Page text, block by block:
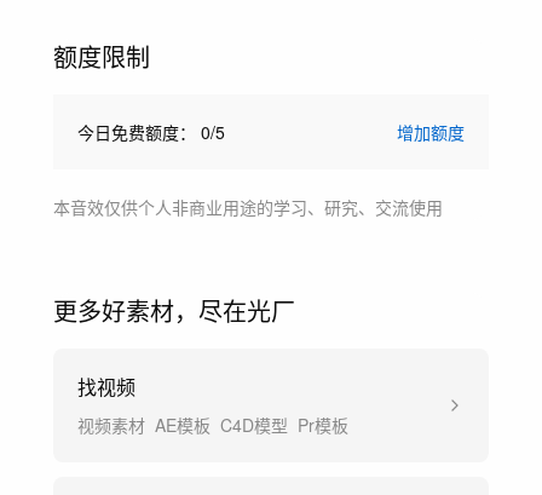
额度限制
今日免费额度： 0/5 增加额度
本音效仅供个人非商业用途的学习、研究、交流使用
更多好素材，尽在光厂
找视频
视频素材 AE模板 C4D模型 Pr模板